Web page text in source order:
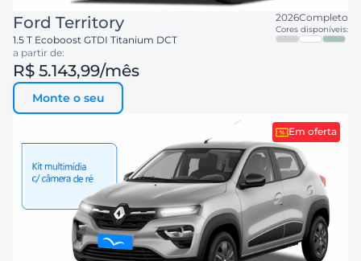
Ford Territory
1.5 T Ecoboost GTDI Titanium DCT
2026Completo
Cores disponíveis:
a partir de:
R$ 5.143,99/mês
Monte o seu
Em oferta